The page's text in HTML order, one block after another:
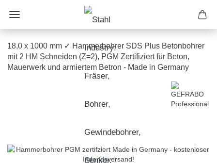
18,0 x 1000 mm ✓ Hammerbohrer SDS Plus Betonbohrer
mit 2 HM Schneiden (Z=2), PGM Zertifiziert für Beton,
Mauerwerk und armiertem Betron - Made in Germany